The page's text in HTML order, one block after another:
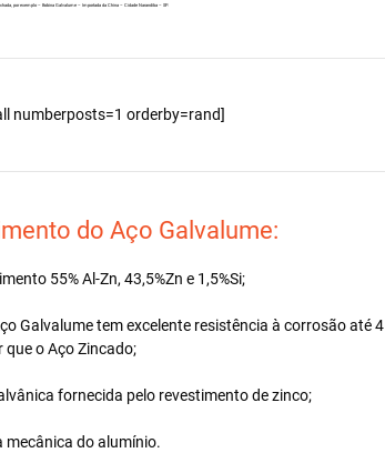
por exemplo – Bobina Galvalume – Importada da China – Cidade Narandiba – SP.
numberposts=1 orderby=rand]
do Aço Galvalume:
55% Al-Zn, 43,5%Zn e 1,5%Si;
Galvalume tem excelente resistência à corrosão até 4
que o Aço Zincado;
fornecida pelo revestimento de zinco;
mecânica do alumínio.